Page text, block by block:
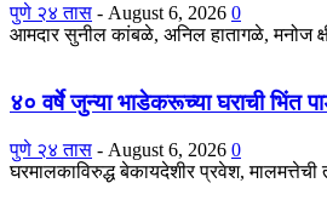
पुणे २४ तास - August 6, 2026 0
आमदार सुनील कांबळे, अनिल हातागळे, मनोज
४० वर्षे जुन्या भाडेकरूच्या घराची भिंत
पुणे २४ तास - August 6, 2026 0
घरमालकाविरुद्ध बेकायदेशीर प्रवेश,